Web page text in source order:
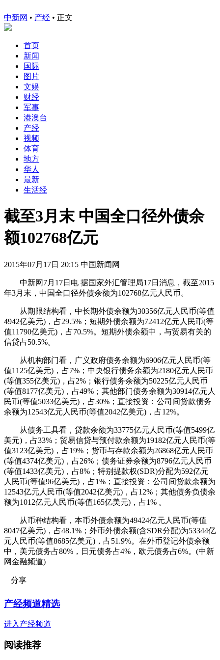
中新网 • 产经 • 正文
首页
新闻
国际
图片
文娱
财经
军事
港澳台
产经
视频
体育
地方
华人
最新
生活经
截至3月末 中国全口径外债余
额102768亿元
2015年07月17日 20:15 中国新闻网
中新网7月17日电 据国家外汇管理局17日消息，截至2015
年3月末，中国全口径外债余额为102768亿元人民币。
从期限结构看，中长期外债余额为30356亿元人民币(等值
4942亿美元)，占29.5%；短期外债余额为72412亿元人民币(等
值11790亿美元)，占70.5%。短期外债余额中，与贸易有关的
信贷占50.5%。
从机构部门看，广义政府债务余额为6906亿元人民币(等
值1125亿美元)，占7%；中央银行债务余额为2180亿元人民币
(等值355亿美元)，占2%；银行债务余额为50225亿元人民币
(等值8177亿美元)，占49%；其他部门债务余额为30914亿元人
民币(等值5033亿美元)，占30%；直接投资：公司间贷款债务
余额为12543亿元人民币(等值2042亿美元)，占12%。
从债务工具看，贷款余额为33775亿元人民币(等值5499亿
美元)，占33%；贸易信贷与预付款余额为19182亿元人民币(等
值3123亿美元)，占19%；货币与存款余额为26868亿元人民币
(等值4374亿美元)，占26%；债务证券余额为8796亿元人民币
(等值1433亿美元)，占8%；特别提款权(SDR)分配为592亿元
人民币(等值96亿美元)，占1%；直接投资：公司间贷款余额为
12543亿元人民币(等值2042亿美元)，占12%；其他债务负债余
额为1012亿元人民币(等值165亿美元)，占1% 。
从币种结构看，本币外债余额为49424亿元人民币(等值
8047亿美元)，占48.1%；外币外债余额(含SDR分配)为53344亿
元人民币(等值8685亿美元)，占51.9%。在外币登记外债余额
中，美元债务占80%，日元债务占4%，欧元债务占6%。(中新
网金融频道)
分享
产经频道精选
进入产经频道
阅读推荐